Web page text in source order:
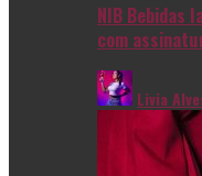
NIB Bebidas
com
Livia